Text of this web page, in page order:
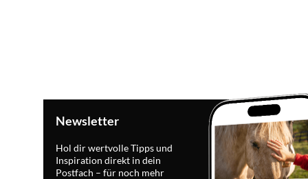
Newsletter
Hol dir wertvolle Tipps und
Inspiration direkt in dein
Postfach – für noch mehr